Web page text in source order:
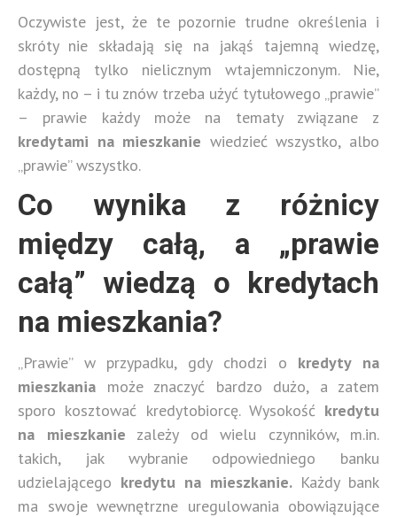
Oczywiste jest, że te pozornie trudne określenia i
skróty nie składają się na jakąś tajemną wiedzę,
dostępną tylko nielicznym wtajemniczonym. Nie,
każdy, no – i tu znów trzeba użyć tytułowego „prawie”
– prawie każdy może na tematy związane z
kredytami na mieszkanie wiedzieć wszystko, albo
„prawie” wszystko.
Co wynika z różnicy
między całą, a „prawie
całą” wiedzą o kredytach
na mieszkania?
„Prawie” w przypadku, gdy chodzi o kredyty na
mieszkania może znaczyć bardzo dużo, a zatem
sporo kosztować kredytobiorcę. Wysokość kredytu
na mieszkanie zależy od wielu czynników, m.in.
takich, jak wybranie odpowiedniego banku
udzielającego kredytu na mieszkanie. Każdy bank
ma swoje wewnętrzne uregulowania obowiązujące